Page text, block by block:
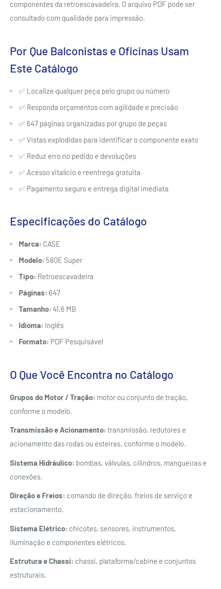
componentes da retroescavadeira. O arquivo PDF pode ser
consultado com qualidade para impressão.
Por Que Balconistas e Oficinas Usam
Este Catálogo
✅ Localize qualquer peça pelo grupo ou número
✅ Responda orçamentos com agilidade e precisão
✅ 647 páginas organizadas por grupo de peças
✅ Vistas explodidas para identificar o componente exato
✅ Reduz erro no pedido e devoluções
✅ Acesso vitalício e reentrega gratuita
✅ Pagamento seguro e entrega digital imediata
Especificações do Catálogo
Marca: CASE
Modelo: 580E Super
Tipo: Retroescavadeira
Páginas: 647
Tamanho: 41.6 MB
Idioma: Inglês
Formato: PDF Pesquisável
O Que Você Encontra no Catálogo
Grupos do Motor / Tração: motor ou conjunto de tração,
conforme o modelo.
Transmissão e Acionamento: transmissão, redutores e
acionamento das rodas ou esteiras, conforme o modelo.
Sistema Hidráulico: bombas, válvulas, cilindros, mangueiras e
conexões.
Direção e Freios: comando de direção, freios de serviço e
estacionamento.
Sistema Elétrico: chicotes, sensores, instrumentos,
iluminação e componentes elétricos.
Estrutura e Chassi: chassi, plataforma/cabine e conjuntos
estruturais.